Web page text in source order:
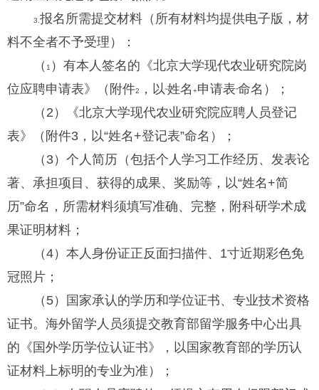
3.报名所需提交材料（所有材料均提供电子版，材
料不全者不予受理）：
（ 1 ）有本人签名的《北京大学现代农业研究院岗
位应聘申请表》（附件2 ，以“姓名 +申请表”命名）；
（ 2 ）《北京大学现代农业研究院应聘人员登记
表》（附件3 ，以“姓名+登记表”命名）
；
（ 3）个人简历（包括个人学习工作经历、发表论
著、承担项目、获得的成果、奖励等，以“姓名+简
历”命名，所需材料须填写准确、完整，附科研学术成
果证明材料 ；
（4）本人身份证正反面扫描件、 1寸近期彩色免
冠照片 ；
（ 5）国家承认的学历和学位证书、专业技术资格
证书。海外留学人员须提交教育部留学服务中心出具
的《国外学历学位认证书》，以国家教育部的学历认
证材料上标明的专业为准）
；